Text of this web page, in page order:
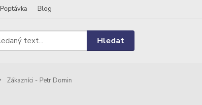
Poptávka Blog
Hledat
Zákazníci - Petr Domin